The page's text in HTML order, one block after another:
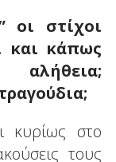
οι στίχοι
και κάπως
αλήθεια;
κυρίως στο
τους